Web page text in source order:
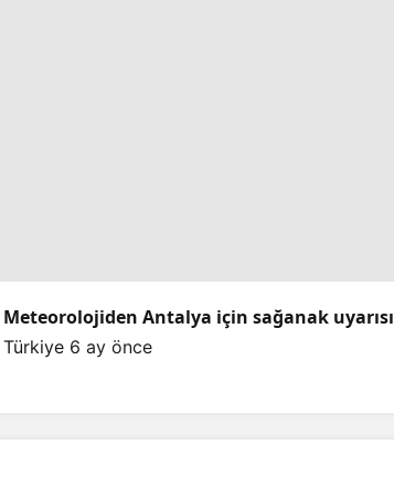
Meteorolojiden Antalya için sağanak uyarısı
Türkiye 6 ay önce